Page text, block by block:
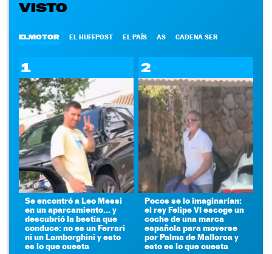
VISTO
ELMOTOR EL HUFFPOST EL PAÍS AS CADENA SER
1
Se encontró a Leo Messi
en un aparcamiento... y
descubrió la bestia que
conduce: no es un Ferrari
ni un Lamborghini y esto
es lo que cuesta
2
Pocos se lo imaginarían:
el rey Felipe VI escoge un
coche de una marca
española para moverse
por Palma de Mallorca y
esto es lo que cuesta